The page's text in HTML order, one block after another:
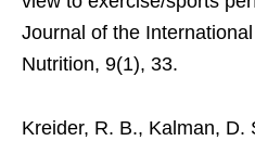
Journal of the
Nutrition, 9(1), 33.
Kreider, R. B., Kalman, D.